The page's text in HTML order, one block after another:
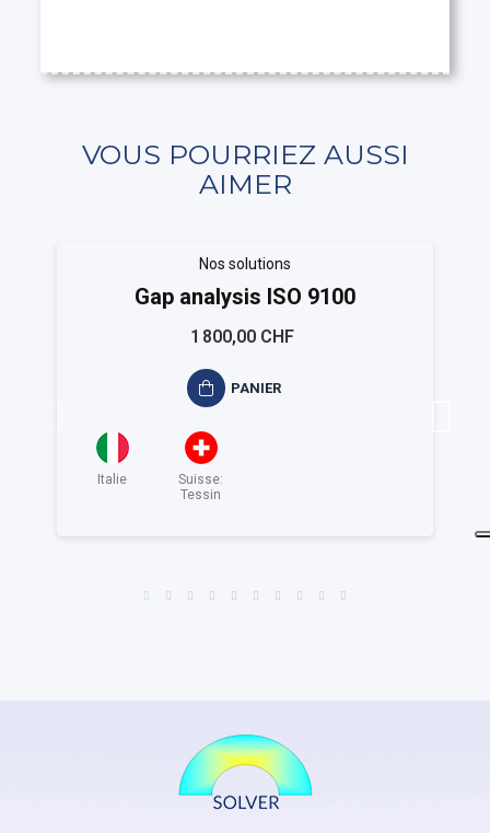
VOUS POURRIEZ AUSSI
AIMER
Nos solutions
Gap analysis ISO 9100
1 800,00 CHF
PANIER
Italie
Suisse:
Tessin